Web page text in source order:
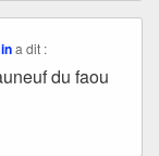
a dit :
du faou